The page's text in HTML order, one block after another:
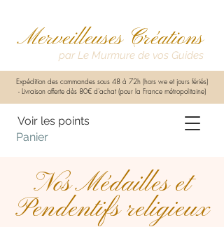
Merveilleuses Créations
Panier
Expédition des commandes sous 48 à 72h (hors we et jours fériés)
- Livraison offerte dès 80€ d'achat (pour la France métropolitaine)
par Le Murmure de vos Guides
Voir les points
Nos Médailles et
Pendentifs religieux